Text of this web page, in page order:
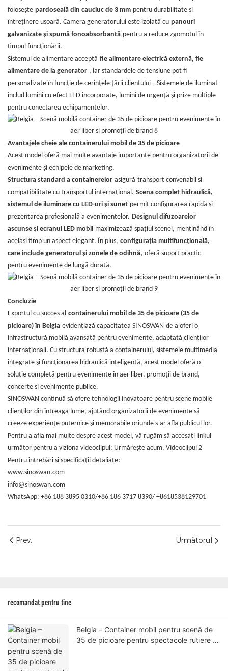
folosește pardoseală din cauciuc de 3 mm pentru durabilitate și
întreținere ușoară. Camera generatorului este izolată cu panouri
galvanizate și spumă fonoabsorbantă pentru a reduce zgomotul în
timpul funcționării.
Sistemul de alimentare acceptă fie alimentare electrică externă, fie
alimentare de la generator , iar standardele de tensiune pot fi
personalizate în funcție de cerințele țării clientului . Sistemele de iluminat
includ lumini cu efect LED încorporate, lumini de urgență și prize multiple
pentru conectarea echipamentelor.
Avantajele cheie ale containerului mobil de 35 de picioare
Acest model oferă mai multe avantaje importante pentru organizatorii de
evenimente și echipele de marketing.
Structura standard a containerelor asigură transport convenabil și
compatibilitate cu transportul internațional. Scena complet hidraulică,
sistemul de iluminare cu LED-uri și sunet permit configurarea rapidă și
prezentarea profesională a evenimentelor. Designul difuzoarelor
ascunse și ecranul LED mobil maximizează spațiul scenei, menținând în
același timp un aspect elegant. În plus, configurația multifuncțională,
care include generatorul și zonele de odihnă, oferă suport practic
pentru evenimente de lungă durată.
Concluzie
Exportul cu succes al containerului mobil de 35 de picioare (35 de
picioare) în Belgia evidențiază capacitatea SINOSWAN de a oferi o
infrastructură mobilă avansată pentru evenimente, adaptată clienților
internaționali. Cu structura robustă a containerului, sistemele multimedia
integrate și funcționarea hidraulică inteligentă, acest model oferă o
soluție completă pentru evenimente în aer liber, promoții de brand,
concerte și evenimente publice.
SINOSWAN continuă să ofere tehnologii inovatoare pentru scene mobile
clienților din întreaga lume, ajutând organizatorii de evenimente să
creeze experiențe puternice și memorabile oriunde s-ar afla publicul lor.
Pentru a afla mai multe despre acest model, vă rugăm să accesați linkul
următor pentru a viziona videoclipul: Urmărește acum, Videoclipul 2
Pentru întrebări și specificații detaliate:
www.sinoswan.com
info@sinoswan.com
WhatsApp: +86 188 3895 0310/+86 186 3717 8390/ +8618538129701
Prev. Următorul
recomandat pentru tine
Belgia – Container mobil pentru scenă de
35 de picioare pentru spectacole rutiere –